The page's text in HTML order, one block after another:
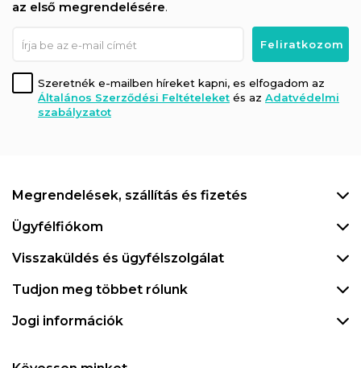
az első megrendelésére.
Szeretnék e-mailben híreket kapni, es elfogadom az
Általános Szerződési Feltételeket és az Adatvédelmi
szabályzatot
Megrendelések, szállítás és fizetés
Ügyfélfiókom
Visszaküldés és ügyfélszolgálat
Tudjon meg többet rólunk
Jogi információk